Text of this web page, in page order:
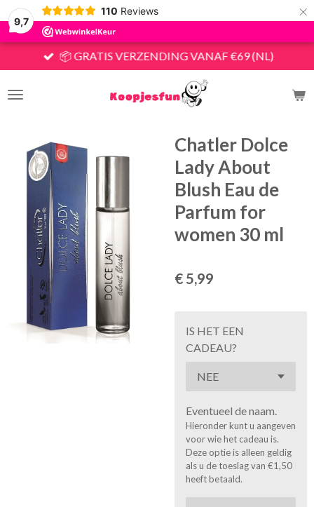
9,7
110 Reviews ×
📦 GRATIS VERZENDING VANAF €69 (NL)
Chatler Dolce
Lady About
Blush Eau de
Parfum for
women 30 ml
€ 5,99
IS HET EEN
CADEAU?
Eventueel de naam.
Hieronder kunt u aangeven
voor wie het cadeau is.
Deze optie is alleen geldig
als u de toeslag van €1,50
heeft betaald.